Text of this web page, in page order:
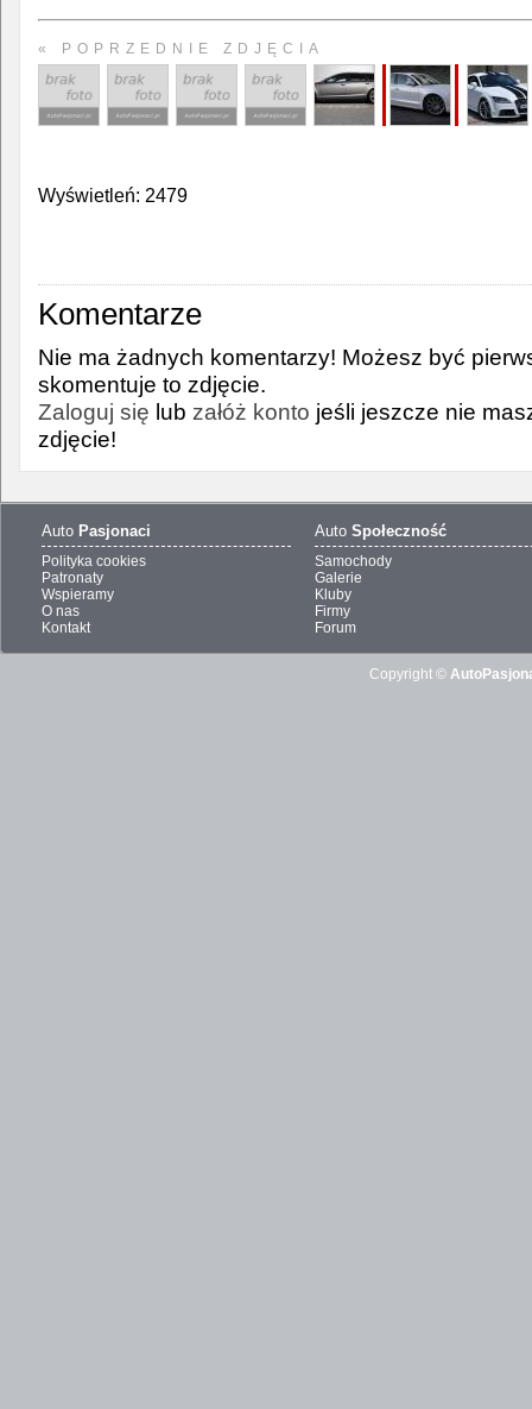
« POPRZEDNIE ZDJĘCIA
Wyświetleń: 2479
Komentarze
Nie ma żadnych komentarzy! Możesz być
skomentuje to zdjęcie.
Zaloguj się lub załóż konto jeśli jeszcze nie
zdjęcie!
Auto Pasjonaci
Polityka cookies
Patronaty
Wspieramy
O nas
Kontakt
Auto Społeczność
Samochody
Galerie
Kluby
Firmy
Forum
Copyright ©